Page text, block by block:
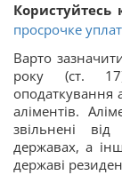
Користуйтесь
просрочке
Варто
року (ст.
оподаткування
аліментів.
звільнені
державах, а
державі